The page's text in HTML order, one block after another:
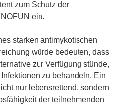
zum Schutz der
ein.
starken antimykotischen
würde bedeuten, dass
zur Verfügung stünde,
zu behandeln. Ein
nur lebensrettend, sondern
der teilnehmenden